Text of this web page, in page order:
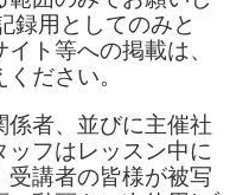
録用としてのみと
ト等への掲載は、
ださい。
者、並びに主催社
フはレッスン中に
講者の皆様が被写